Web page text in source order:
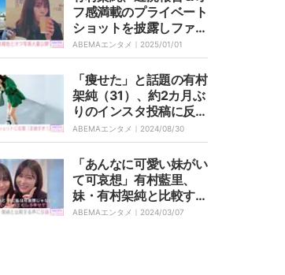
フ感満載のプライベート
ショットを披露しファン
歓喜 「ナチュラルな雰
囲気がステキ」
ABEMAエンタメ｜ 2025/01/01
「痩せた」と話題の有村
架純（31）、約2カ月ぶ
りのインスタ投稿に反響
「足細すぎ！」「スタイ
ルいい」
ABEMAエンタメ｜ 2024/08/30
「あんなに可愛い妹がい
て可哀想」有村藍里、
妹・有村架純と比較する
心ない声に反論「自分が
ABEMAエンタメ｜ 2024/03/07